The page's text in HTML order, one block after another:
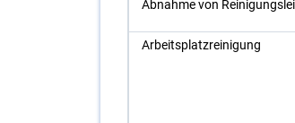
Ab­nah­me von
Ar­beits­platz­rei­ni­gung